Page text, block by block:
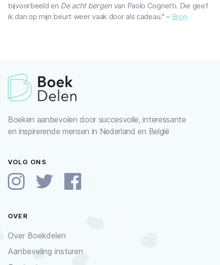
bijvoorbeeld en De acht bergen van Paolo Cognetti. Die geef
ik dan op mijn beurt weer vaak door als cadeau." – Bron
Boeken aanbevolen door succesvolle, interessante
en inspirerende mensen in Nederland en België
VOLG ONS
OVER
Over Boekdelen
Aanbeveling insturen